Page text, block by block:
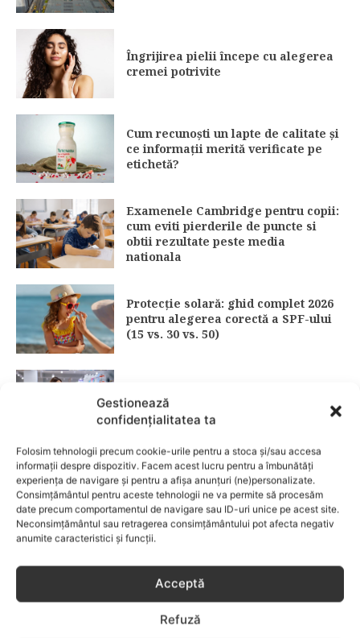
Gestionează
confidențialitatea ta
Folosim tehnologii precum cookie-urile pentru a stoca și/sau accesa
informații despre dispozitiv. Facem acest lucru pentru a îmbunătăți
experiența de navigare și pentru a afișa anunțuri (ne)personalizate.
Consimțământul pentru aceste tehnologii ne va permite să procesăm
date precum comportamentul de navigare sau ID-uri unice pe acest site.
Neconsimțământul sau retragerea consimțământului pot afecta negativ
anumite caracteristici și funcții.
Acceptă
Refuză
Îngrijirea pielii începe cu alegerea
cremei potrivite
Cum recunoști un lapte de calitate și
ce informații merită verificate pe
etichetă?
Examenele Cambridge pentru copii:
cum eviti pierderile de puncte si
obtii rezultate peste media
nationala
Protecție solară: ghid complet 2026
pentru alegerea corectă a SPF-ului
(15 vs. 30 vs. 50)
Fără lacrimi, fără iritații: cum alegi
șamponul perfect pentru copilul tău
CATEGORII POPULARE
EVENIMENTE
LIFESTYLE
714
COPII
634
BEBELUSI
436